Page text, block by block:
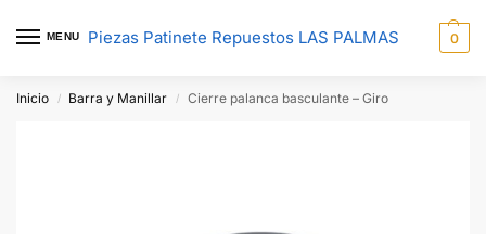
MENU Piezas Patinete Repuestos LAS PALMAS 0
Inicio / Barra y Manillar / Cierre palanca basculante – Giro